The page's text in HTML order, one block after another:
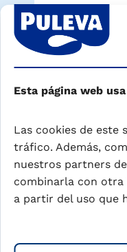
Esta página web
Las cookies de este
tráfico. Además,
nuestros partners
combinarla con otra
a partir del uso que